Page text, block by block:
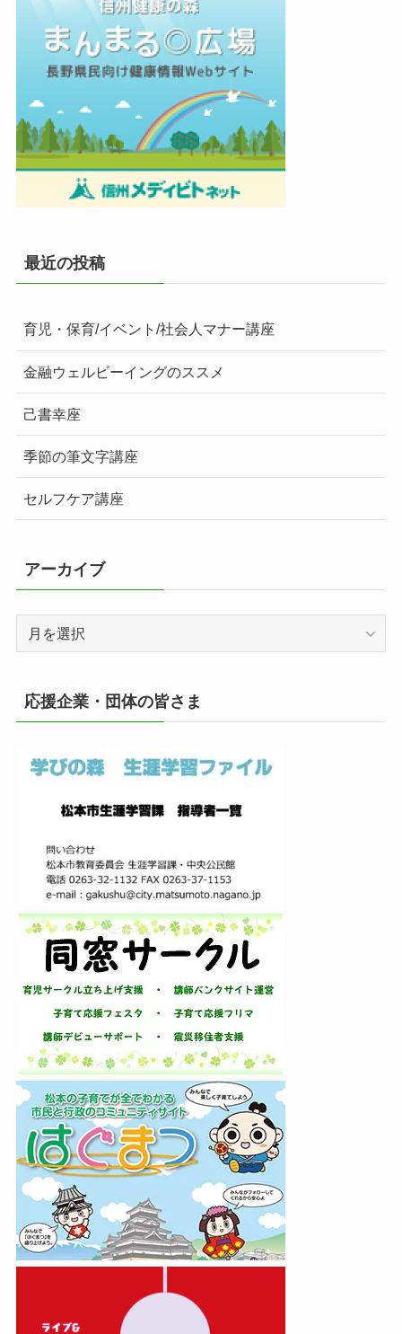
最近の投稿
育児・保育/イベント/社会人マナー講座
金融ウェルビーイングのススメ
己書幸座
季節の筆文字講座
セルフケア講座
アーカイブ
イ
ブ
応援企業・団体の皆さま